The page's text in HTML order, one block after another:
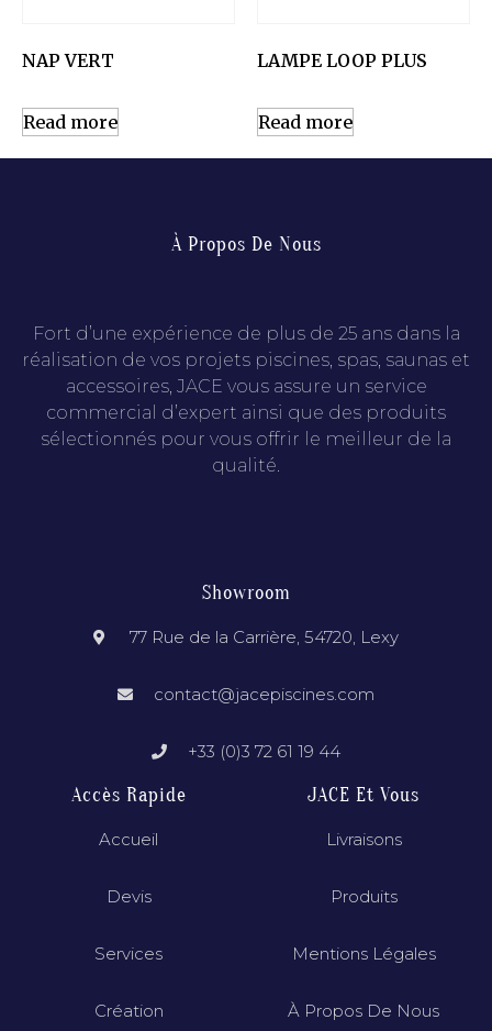
NAP VERT
Read more
LAMPE LOOP PLUS
Read more
À Propos De Nous
Fort d’une expérience de plus de 25 ans dans la
réalisation de vos projets piscines, spas, saunas et
accessoires, JACE vous assure un service
commercial d’expert ainsi que des produits
sélectionnés pour vous offrir le meilleur de la
qualité.
Showroom
77 Rue de la Carrière, 54720, Lexy
contact@jacepiscines.com
+33 (0)3 72 61 19 44
Accès Rapide
Accueil
Devis
Services
Création
JACE Et Vous
Livraisons
Produits
Mentions Légales
À Propos De Nous